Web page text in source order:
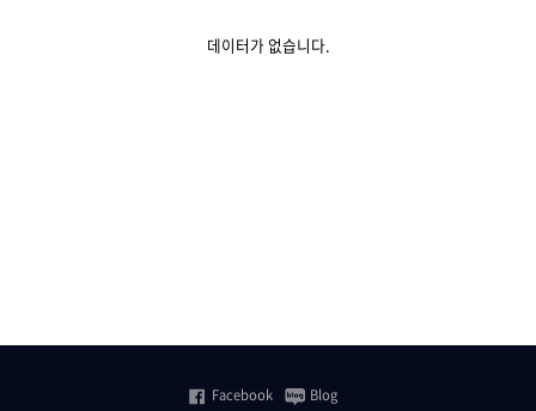
데이터가 없습니다.
Facebook Blog